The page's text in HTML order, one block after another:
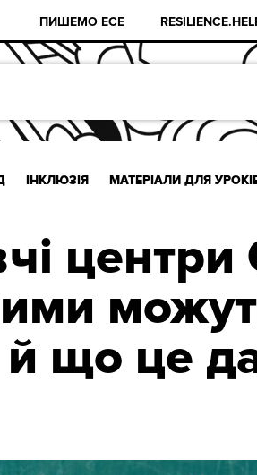
ПИШЕМО ЕСЕ
ІНКЛЮЗІЯ МАТЕРІАЛИ ДЛЯ
й що це